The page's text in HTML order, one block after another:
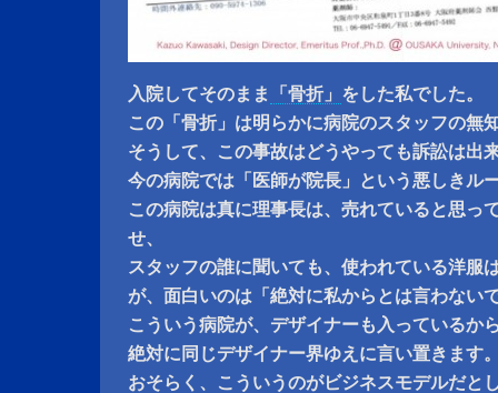
入院してそのまま 「骨折」 をした私でした。
この「骨折」は明らかに病院のスタッフの無
そうして、この事故はどうやっても訴訟は出
今の病院では「医師が院長」という悪しきル
この病院は真に理事長は、売れていると思っ
せ、
スタッフの誰に聞いても、使われている洋服
が、面白いのは「絶対に私からとは言わない
こういう病院が、デザイナーも入っているか
絶対に同じデザイナー界ゆえに言い置きます
おそらく、こういうのがビジネスモデルだと